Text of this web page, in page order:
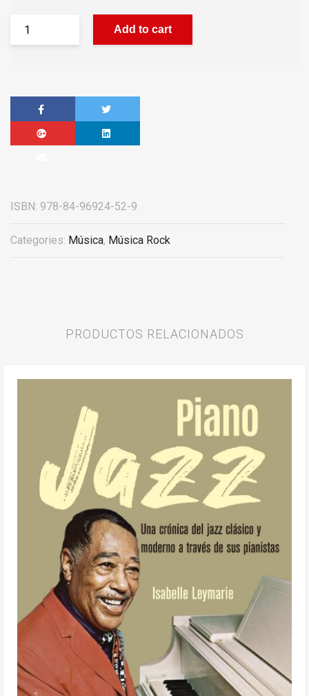
Add to cart
ISBN: 978-84-96924-52-9
Categories: Música, Música Rock
PRODUCTOS RELACIONADOS